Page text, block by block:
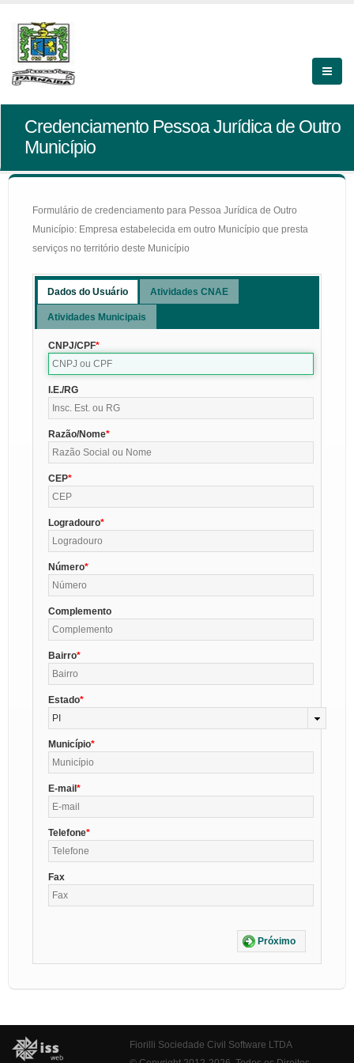
Credenciamento Pessoa Jurídica de Outro
Município
Formulário de credenciamento para Pessoa Jurídica de Outro
Município: Empresa estabelecida em outro Município que presta
serviços no território deste Município
Dados do Usuário Atividades CNAE
Atividades Municipais
CNPJ/CPF
I.E./RG
Razão/Nome
CEP
Logradouro
Número
Complemento
Bairro
Estado
PI
Município
E-mail
Telefone
Fax
Próximo
Fiorilli Sociedade Civil Software LTDA